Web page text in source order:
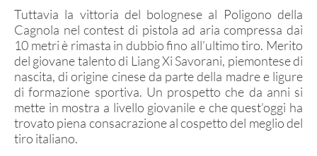
DISCIPLINE ISSF
Convocazioni atleti
Attività Sportiva
Gruppi di merito
Archivio gruppi di merito
Tuttavia la vittoria del bolognese al Poligono della
Cagnola nel contest di pistola ad aria compressa dai
10 metri è rimasta in dubbio fino all’ultimo tiro. Merito
del giovane talento di Liang Xi Savorani, piemontese di
nascita, di origine cinese da parte della madre e ligure
di formazione sportiva. Un prospetto che da anni si
mette in mostra a livello giovanile e che quest’oggi ha
trovato piena consacrazione al cospetto del meglio del
tiro italiano.